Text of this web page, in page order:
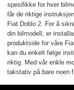
spesifikke for hver
får de riktige
Fiat Doblo 2. For å
din bilmodell, er
produktside for våre
kan du enkelt følge
riktig. Med vår enkle
takstativ på bare noen